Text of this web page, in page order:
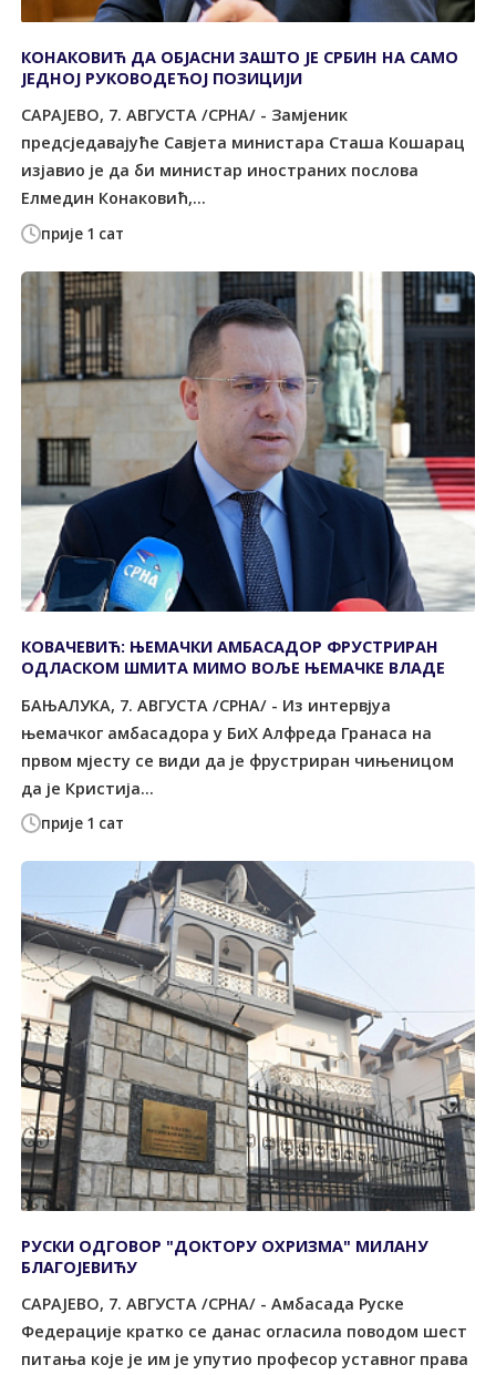
прије 1 сат
КОНАКОВИЋ ДА ОБЈАСНИ ЗАШТО ЈЕ СРБИН НА САМО
ЈЕДНОЈ РУКОВОДЕЋОЈ ПОЗИЦИЈИ
САРАЈЕВО, 7. АВГУСТА /СРНА/ - Замјеник
предсједавајуће Савјета министара Сташа Кошарац
изјавио је да би министар иностраних послова
Елмедин Конаковић,...
прије 1 сат
КОВАЧЕВИЋ: ЊЕМАЧКИ АМБАСАДОР ФРУСТРИРАН
ОДЛАСКОМ ШМИТА МИМО ВОЉЕ ЊЕМАЧКЕ ВЛАДЕ
БАЊАЛУКА, 7. АВГУСТА /СРНА/ - Из интервјуа
њемачког амбасадора у БиХ Алфреда Гранаса на
првом мјесту се види да је фрустриран чињеницом
да је Кристија...
РУСКИ ОДГОВОР "ДОКТОРУ ОХРИЗМА" МИЛАНУ
БЛАГОЈЕВИЋУ
САРАЈЕВО, 7. АВГУСТА /СРНА/ - Амбасада Руске
Федерације кратко се данас огласила поводом шест
питања које је им је упутио професор уставног права